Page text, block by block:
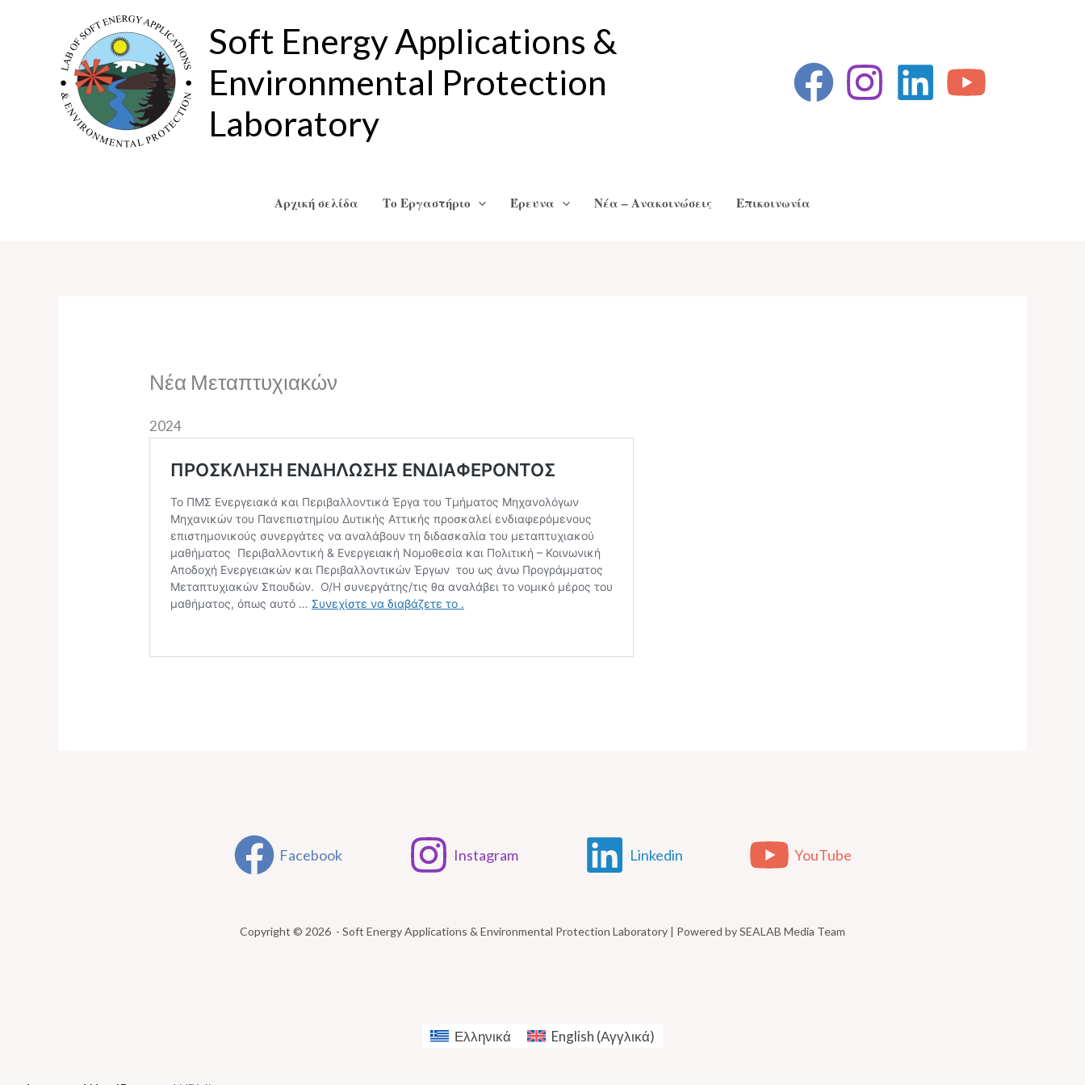
περιεχόμενο
Soft Energy Applications &
Environmental Protection
Laboratory
Αρχική σελίδα Το Εργαστήριο Έρευνα Νέα – Ανακοινώσεις Επικοινωνία
Νέα Μεταπτυχιακών
2024
Facebook Instagram Linkedin YouTube
Copyright © 2026 - Soft Energy Applications & Environmental Protection Laboratory | Powered by SEALAB Media Team
Ελληνικά English (Αγγλικά)